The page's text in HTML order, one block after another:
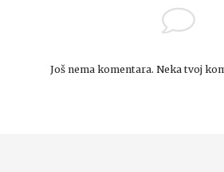
Još nema komentara. Neka tvoj